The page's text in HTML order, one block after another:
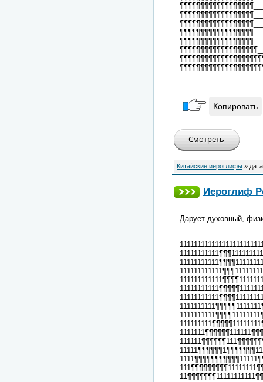
Копировать
Китайские иероглифы »
Иероглиф
Дарует духовный,